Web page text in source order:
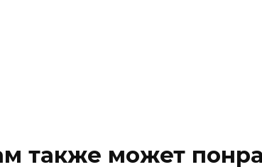
также может